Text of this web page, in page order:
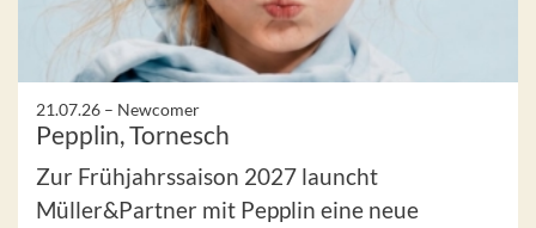
21.07.26 – Newcomer
Pepplin, Tornesch
Zur Frühjahrssaison 2027 launcht
Müller&Partner mit Pepplin eine neue